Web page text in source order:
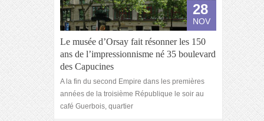
28
NOV
Le musée d’Orsay fait résonner les 150
ans de l’impressionnisme né 35 boulevard
des Capucines
A la fin du second Empire dans les premières
années de la troisième République le soir au
café Guerbois, quartier